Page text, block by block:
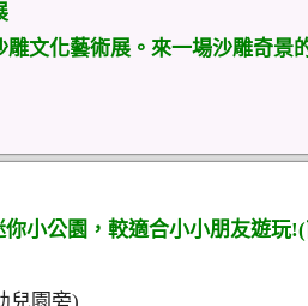
雕文化藝術展。來一場沙雕奇景
你小公園，較適合小小朋友遊玩